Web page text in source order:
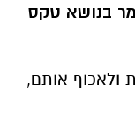
בנושא טקס
ולאכוף אותם,